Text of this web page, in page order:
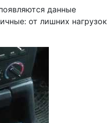
данные
от лишних нагрузок